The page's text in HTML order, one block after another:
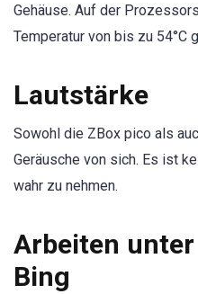
Gehäuse. Auf der
Temperatur von bis zu 54°C
Lautstärke
Sowohl die ZBox pico als
Geräusche von sich. Es ist
wahr zu nehmen.
Arbeiten unter
Bing